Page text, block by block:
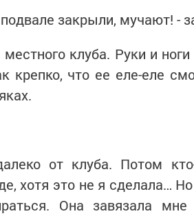
закрыли, мучают! -
клуба. Руки и ноги
крепко, что ее еле-еле
от клуба. Потом
хотя это не я сделала…
Она завязала